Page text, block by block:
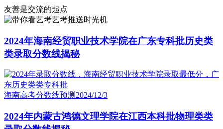
友善是交流的起点
艺考推送时光机
2024年海南经贸职业技术学院在广东专科批历史类
类录取分数线揭秘
海南高考分数线预测2024/12/3
2024年内蒙古鸿德文理学院在江西本科批物理类类